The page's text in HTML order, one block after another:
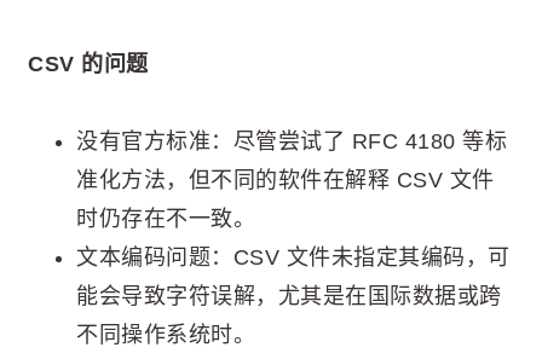
CSV 的问题
没有官方标准：尽管尝试了 RFC 4180 等标
准化方法，但不同的软件在解释 CSV 文件
时仍存在不一致。
文本编码问题：CSV 文件未指定其编码，可
能会导致字符误解，尤其是在国际数据或跨
不同操作系统时。